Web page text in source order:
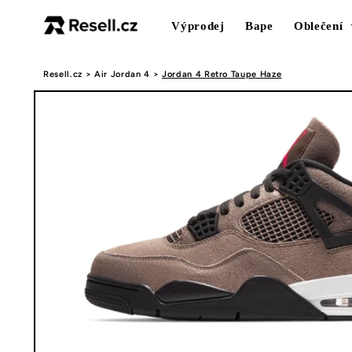
obsahu
Výprodej Bape Oblečení
Resell.cz > Air Jordan 4 > Jordan 4 Retro Taupe Haze
Přejít na